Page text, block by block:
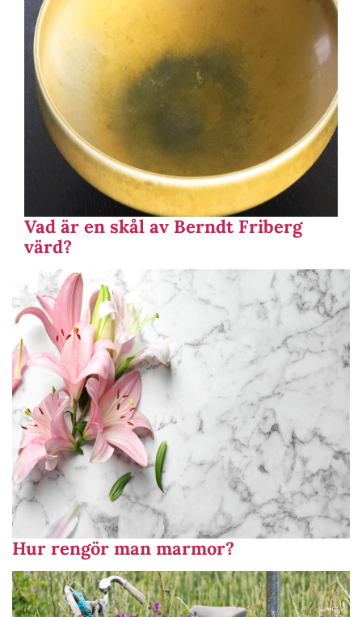
Vad är en skål av Berndt Friberg
värd?
Hur rengör man marmor?